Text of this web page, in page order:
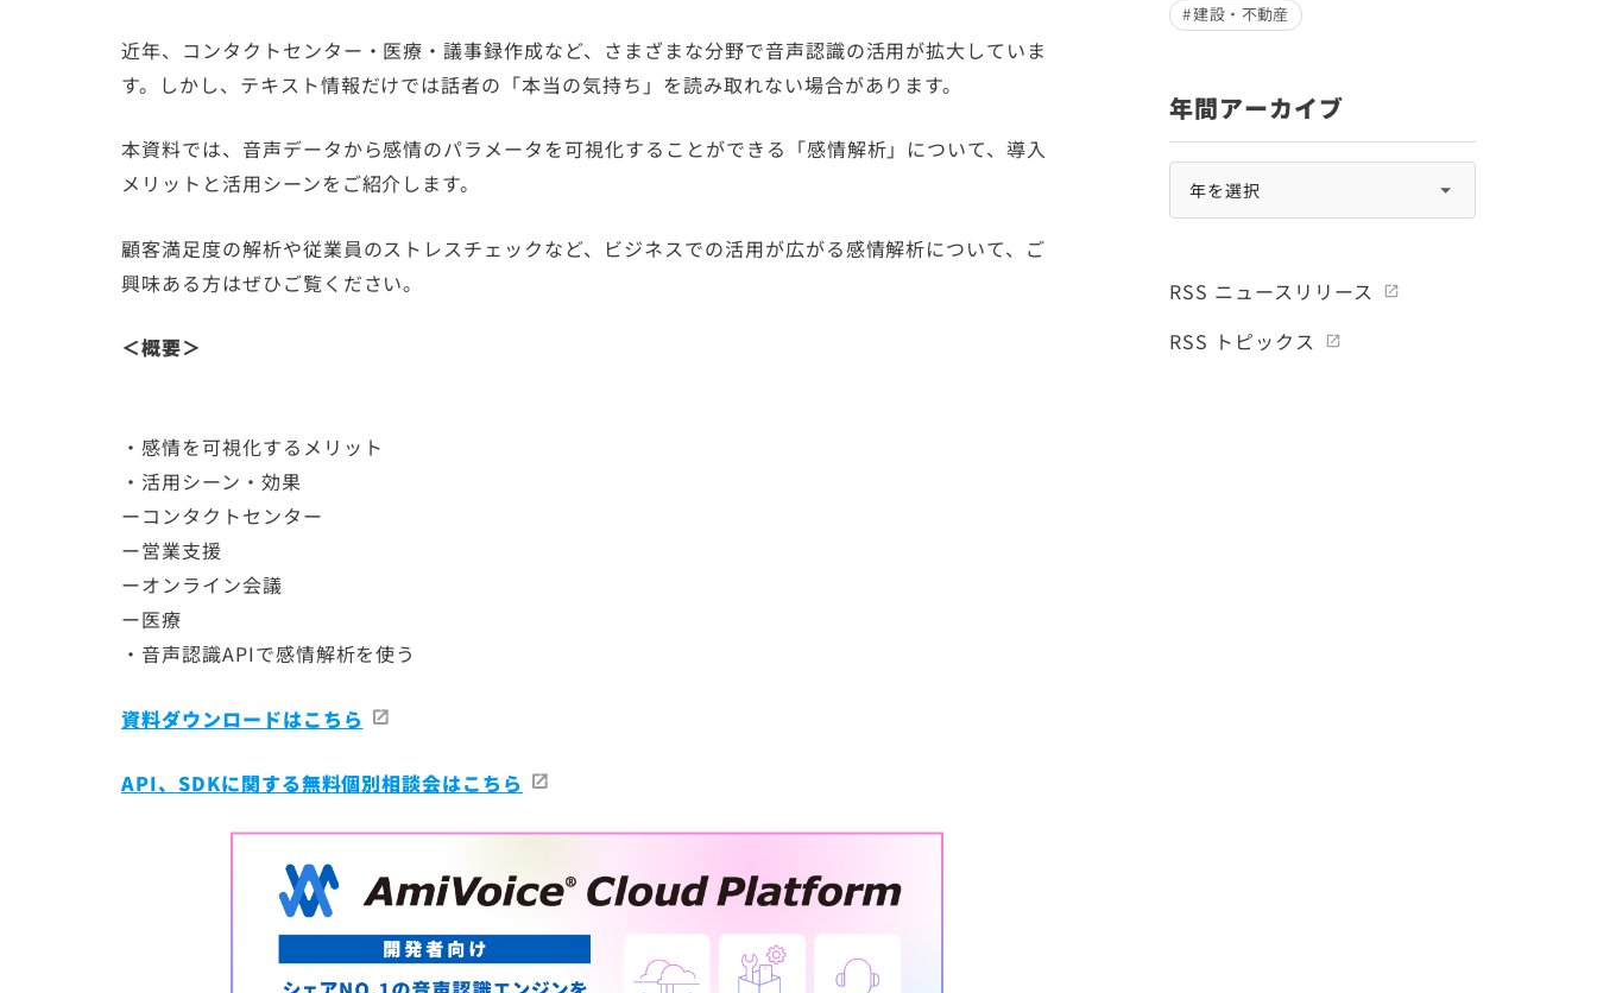
近年、コンタクトセンター・医療・議事録作成など、さまざまな分野で音声認識の活用が拡大していま
す。しかし、テキスト情報だけでは話者の「本当の気持ち」を読み取れない場合があります。
本資料では、音声データから感情のパラメータを可視化することができる「感情解析」について、導入
メリットと活用シーンをご紹介します。
顧客満足度の解析や従業員のストレスチェックなど、ビジネスでの活用が広がる感情解析について、ご
興味ある方はぜひご覧ください。
＜概要＞
・感情を可視化するメリット
・活用シーン・効果
ーコンタクトセンター
ー営業支援
ーオンライン会議
ー医療
・音声認識APIで感情解析を使う
資料ダウンロードはこちら
API、SDKに関する無料個別相談会はこちら
建設・不動産
年間アーカイブ
RSS ニュースリリース
RSS トピックス